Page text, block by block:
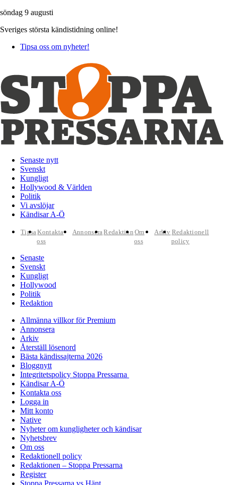
söndag 9 augusti
Sveriges största kändistidning online!
Tipsa oss om nyheter!
Senaste nytt
Svenskt
Kungligt
Hollywood & Världen
Politik
Vi avslöjar
Kändisar A-Ö
TipsaKontakta
oss
AnnonseraRedaktion Om
oss
Arkiv Redaktionell
policy
Senaste
Svenskt
Kungligt
Hollywood
Politik
Redaktion
Allmänna villkor för Premium
Annonsera
Arkiv
Återställ lösenord
Bästa kändissajterna 2026
Bloggnytt
Integritetspolicy Stoppa Pressarna
Kändisar A-Ö
Kontakta oss
Logga in
Mitt konto
Native
Nyheter om kungligheter och kändisar
Nyhetsbrev
Om oss
Redaktionell policy
Redaktionen – Stoppa Pressarna
Register
Stoppa Pressarna vs Hänt